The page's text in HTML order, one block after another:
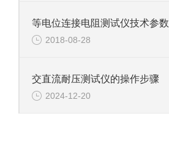
等电位连接电阻测试仪技术参数
2018-08-28
交直流耐压测试仪的操作步骤
2024-12-20